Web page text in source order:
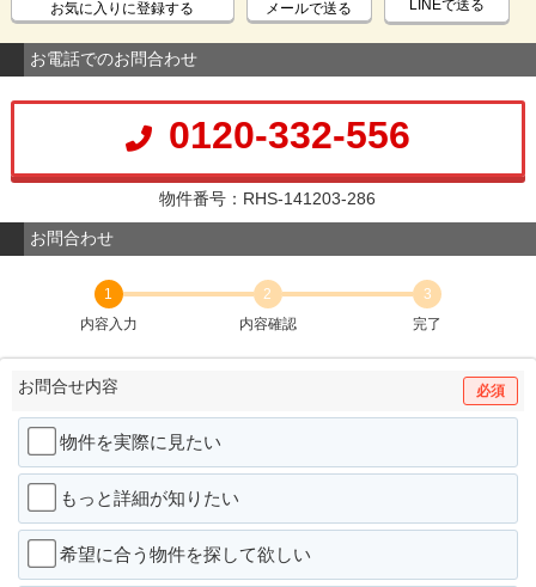
お気に入りに登録する メールで送る LINEで送る
お電話でのお問合わせ
0120-332-556
物件番号：RHS-141203-286
お問合わせ
1
内容入力
2
内容確認
3
完了
お問合せ内容 必須
物件を実際に見たい
もっと詳細が知りたい
希望に合う物件を探して欲しい